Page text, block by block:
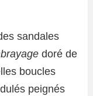
sandales
doré de
boucles
peignés